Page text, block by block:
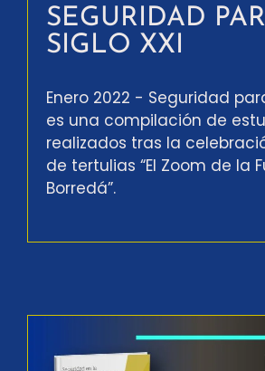
SEGURIDAD
SIGLO XXI
Enero 2022 - Seguridad
es una compilación de
realizados tras la
de tertulias “El Zoom de la
Borredá”.